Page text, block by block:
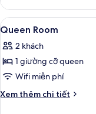
Phòng
Deluxe,
2
đơn
Xem
tất
cả
ảnh
Queen
Room
6
Queen Room
2 khách
1 giường cỡ queen
Wifi miễn phí
Xem thêm chi tiết
Chi